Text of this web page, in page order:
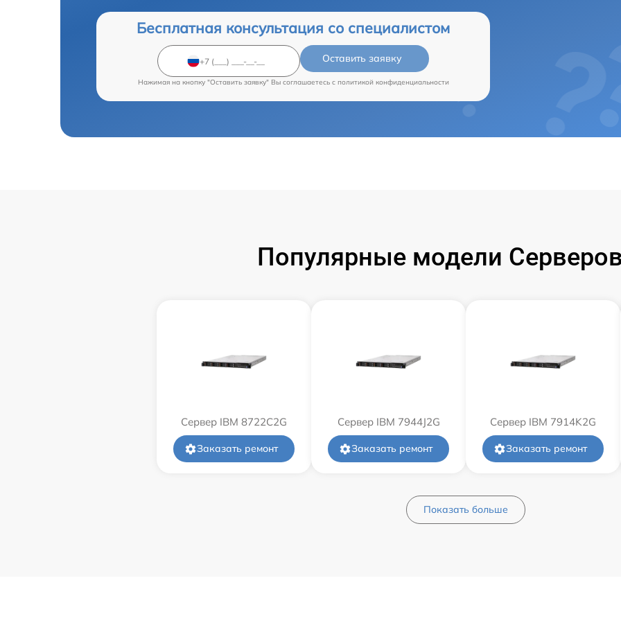
Бесплатная консультация со специалистом
Оставить заявку
Нажимая на кнопку "Оставить заявку" Вы соглашаетесь c политикой конфиденциальности
Популярные модели
Сервер IBM 8722C2G
Заказать ремонт
Сервер IBM 7944J2G
Заказать ремонт
Сервер IBM 7914K2G
Заказать ремонт
Показать больше